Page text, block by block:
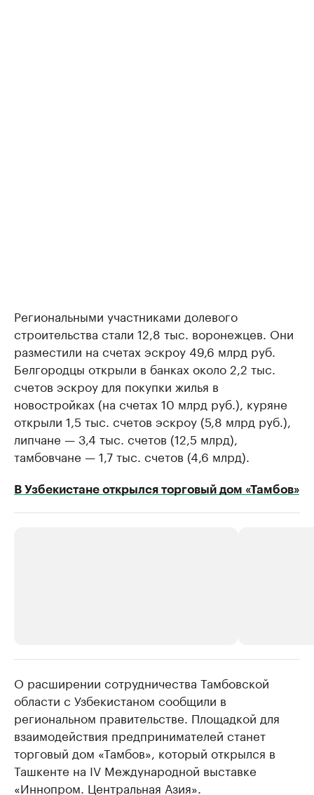
Региональными участниками долевого
строительства стали 12,8 тыс. воронежцев. Они
разместили на счетах эскроу 49,6 млрд руб.
Белгородцы открыли в банках около 2,2 тыс.
счетов эскроу для покупки жилья в
новостройках (на счетах 10 млрд руб.), куряне
открыли 1,5 тыс. счетов эскроу (5,8 млрд руб.),
липчане — 3,4 тыс. счетов (12,5 млрд),
тамбовчане — 1,7 тыс. счетов (4,6 млрд).
В Узбекистане открылся торговый дом «Тамбов»
Делитесь новостями бизнеса на РБК
Управляйте страницей компании и развивайте личные
бренды спикеров бизнеса
продавцы
Ознакомьтесь с
О расширении сотрудничества Тамбовской
области с Узбекистаном сообщили в
региональном правительстве. Площадкой для
взаимодействия предпринимателей станет
торговый дом «Тамбов», который открылся в
Ташкенте на IV Международной выставке
«Иннопром. Центральная Азия».